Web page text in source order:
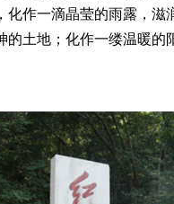
化作一滴晶莹的雨露，滋
的土地；化作一缕温暖的